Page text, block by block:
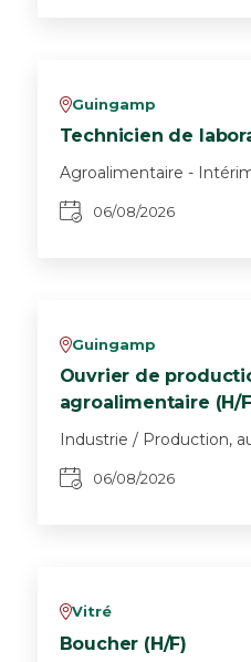
vGuingamp
Technicien de
Agroalimentaire -
06/08/2026
vGuingamp
Ouvrier de
agroalimentaire (H/
Industrie / Production,
06/08/2026
vVitré
Boucher (H/F)